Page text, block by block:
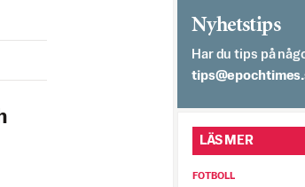
Nyhetstips
Har du tips på
LÄS MER
FOTBOLL